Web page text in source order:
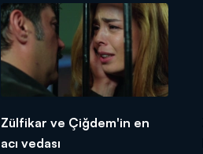
Zülfikar ve Çiğdem'in en
acı vedası